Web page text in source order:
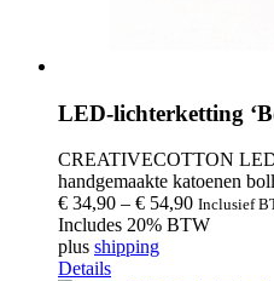
LED-lichterketting
CREATIVECOTTON
handgemaakte katoenen
€ 34,90 – € 54,90 Inclusief
Includes 20% BTW
plus shipping
Details